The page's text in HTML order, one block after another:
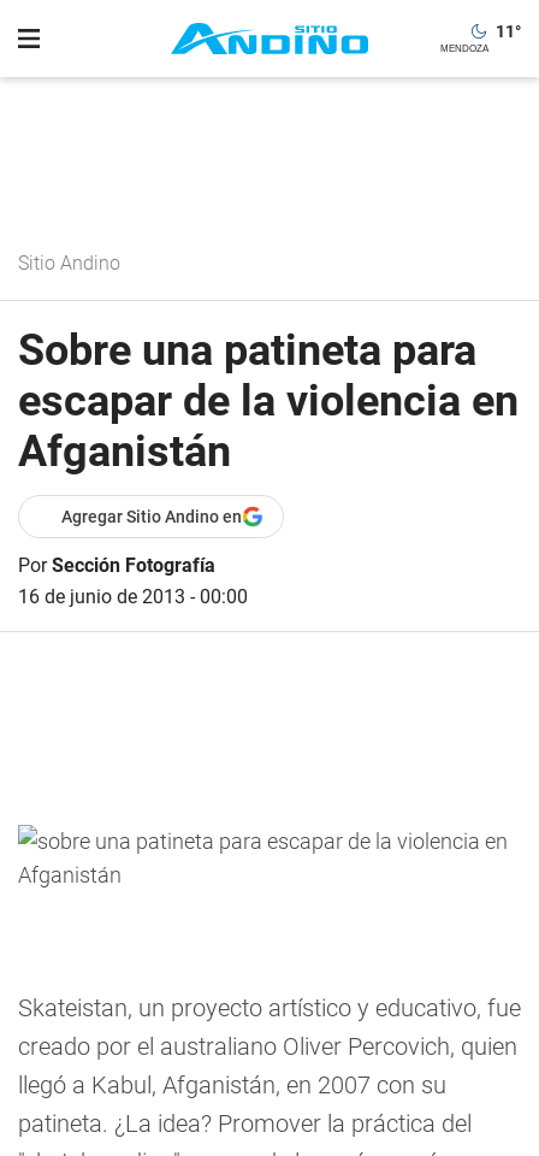
11°
Sitio Andino
Sobre una patineta para
escapar de la violencia en
Afganistán
Agregar Sitio Andino en
PorSección Fotografía
16 de junio de 2013 - 00:00
Skateistan, un proyecto artístico y educativo, fue
creado por el australiano Oliver Percovich, quien
llegó a Kabul, Afganistán, en 2007 con su
patineta. ¿La idea? Promover la práctica del